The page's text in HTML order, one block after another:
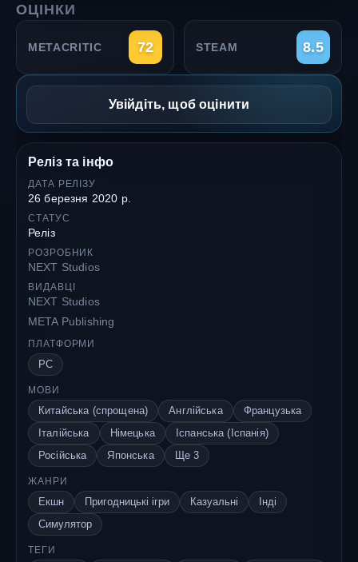
ОЦІНКИ
METACRITIC 72 STEAM 8.5
Увійдіть, щоб оцінити
Реліз та інфо
ДАТА РЕЛІЗУ
26 березня 2020 р.
СТАТУС
Реліз
РОЗРОБНИК
NEXT Studios
ВИДАВЦІ
NEXT Studios
META Publishing
ПЛАТФОРМИ
PC
МОВИ
Китайська (спрощена) Англійська
Французька
Італійська
Німецька
Іспанська (Іспанія)
Російська
Японська Ще 3
ЖАНРИ
Екшн Пригодницькі ігри Казуальні
Інді
Симулятор
ТЕГИ